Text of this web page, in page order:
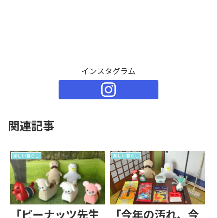
インスタグラム
関連記事
楽しい暮らし
「ピーナッツ先生
楽しい暮らし
「今年の汚れ、今